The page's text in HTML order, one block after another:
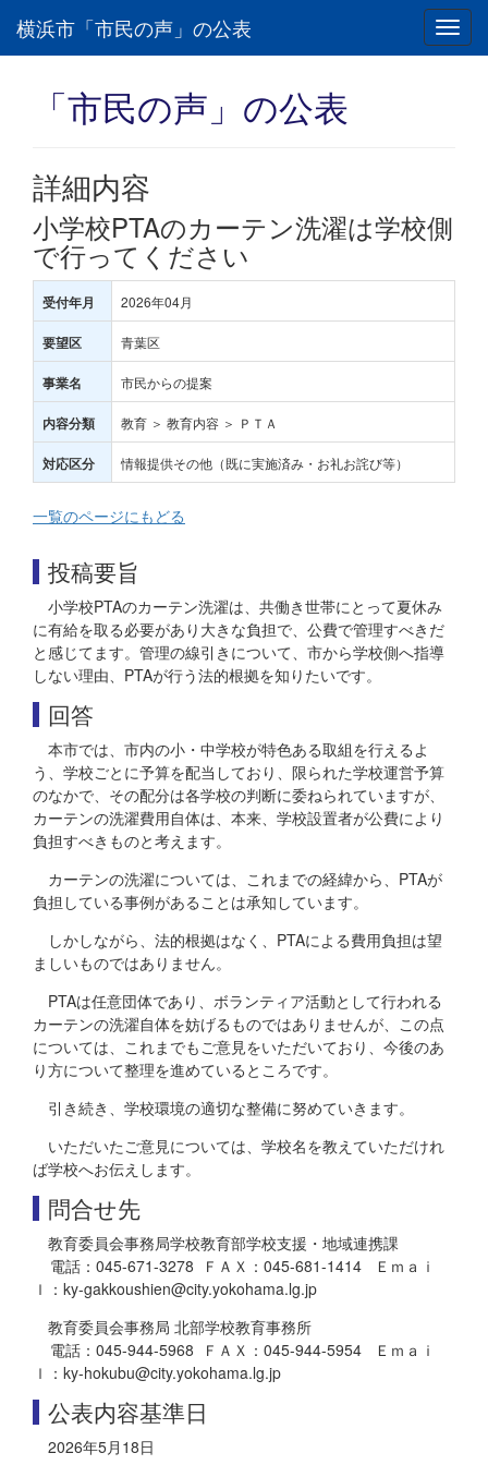
横浜市「市民の声」の公表
「市民の声」の公表
詳細内容
小学校PTAのカーテン洗濯は学校側
で行ってください
受付年月 2026年04月
要望区 青葉区
事業名 市民からの提案
内容分類 教育 ＞ 教育内容 ＞ ＰＴＡ
対応区分 情報提供その他（既に実施済み・お礼お詫び等）
一覧のページにもどる
投稿要旨
小学校PTAのカーテン洗濯は、共働き世帯にとって夏休み
に有給を取る必要があり大きな負担で、公費で管理すべきだ
と感じてます。管理の線引きについて、市から学校側へ指導
しない理由、PTAが行う法的根拠を知りたいです。
回答
本市では、市内の小・中学校が特色ある取組を行えるよ
う、学校ごとに予算を配当しており、限られた学校運営予算
のなかで、その配分は各学校の判断に委ねられていますが、
カーテンの洗濯費用自体は、本来、学校設置者が公費により
負担すべきものと考えます。
カーテンの洗濯については、これまでの経緯から、PTAが
負担している事例があることは承知しています。
しかしながら、法的根拠はなく、PTAによる費用負担は望
ましいものではありません。
PTAは任意団体であり、ボランティア活動として行われる
カーテンの洗濯自体を妨げるものではありませんが、この点
については、これまでもご意見をいただいており、今後のあ
り方について整理を進めているところです。
引き続き、学校環境の適切な整備に努めていきます。
いただいたご意見については、学校名を教えていただけれ
ば学校へお伝えします。
問合せ先
教育委員会事務局学校教育部学校支援・地域連携課
電話：045-671-3278 ＦＡＸ：045-681-1414 Ｅｍａｉ
ｌ：ky-gakkoushien@city.yokohama.lg.jp
教育委員会事務局 北部学校教育事務所
電話：045-944-5968 ＦＡＸ：045-944-5954 Ｅｍａｉ
ｌ：ky-hokubu@city.yokohama.lg.jp
公表内容基準日
2026年5月18日